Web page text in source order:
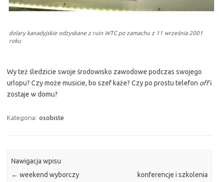
dolary kanadyjskie odzyskane z ruin WTC po zamachu z 11 września 2001
roku
Wy też śledzicie swoje środowisko zawodowe podczas swojego
urlopu? Czy może musicie, bo szef każe? Czy po prostu telefon offi
zostaje w domu?
Kategoria: osobiste
Nawigacja wpisu
← weekend wyborczy
konferencje i szkolenia